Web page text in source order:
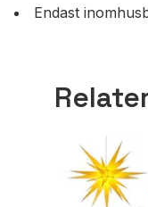
Endast